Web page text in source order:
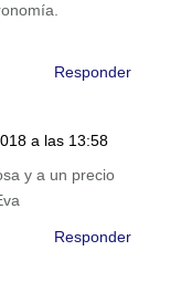
Responder
a las 13:58
y a un precio
Responder